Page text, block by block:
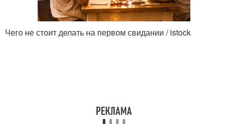
Чего не стоит делать на первом свидании / istock